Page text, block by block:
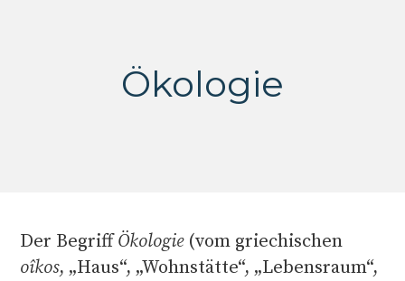
Ökologie
Der BegriffÖkologie(vom griechischen
oîkos, „Haus“, „Wohnstätte“, „Lebensraum“,